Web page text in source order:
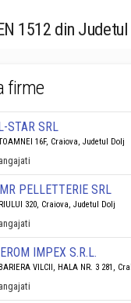
1512 din
firme
STAR SRL
16F, Craiova, Judetul Dolj
angajati
PELLETTERIE SRL
320, Craiova, Judetul Dolj
angajati
IMPEX S.R.L.
VILCII, HALA NR. 3 281,
angajati